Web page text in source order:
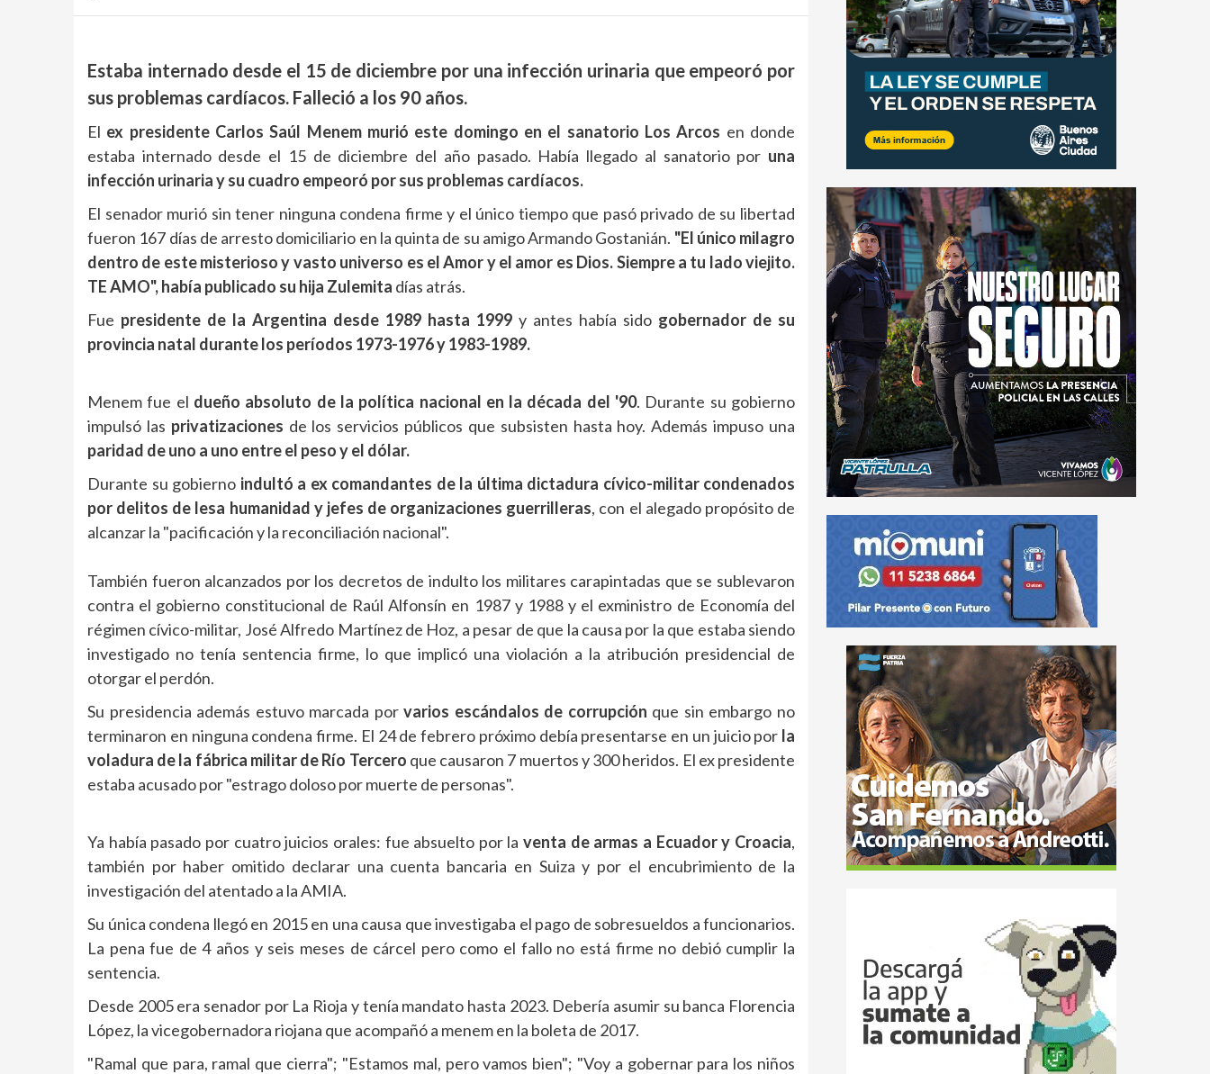
Estaba internado desde el 15 de diciembre por una infección urinaria que empeoró por
sus problemas cardíacos. Falleció a los 90 años.
El ex presidente Carlos Saúl Menem murió este domingo en el sanatorio Los Arcos en donde
estaba internado desde el 15 de diciembre del año pasado. Había llegado al sanatorio por una
infección urinaria y su cuadro empeoró por sus problemas cardíacos.
El senador murió sin tener ninguna condena firme y el único tiempo que pasó privado de su libertad
fueron 167 días de arresto domiciliario en la quinta de su amigo Armando Gostanián. "El único milagro
dentro de este misterioso y vasto universo es el Amor y el amor es Dios. Siempre a tu lado viejito.
TE AMO", había publicado su hija Zulemita días atrás.
Fue presidente de la Argentina desde 1989 hasta 1999 y antes había sido gobernador de su
provincia natal durante los períodos 1973-1976 y 1983-1989.
Menem fue el dueño absoluto de la política nacional en la década del '90. Durante su gobierno
impulsó las privatizaciones de los servicios públicos que subsisten hasta hoy. Además impuso una
paridad de uno a uno entre el peso y el dólar.
Durante su gobierno indultó a ex comandantes de la última dictadura cívico-militar condenados
por delitos de lesa humanidad y jefes de organizaciones guerrilleras, con el alegado propósito de
alcanzar la "pacificación y la reconciliación nacional".
También fueron alcanzados por los decretos de indulto los militares carapintadas que se sublevaron
contra el gobierno constitucional de Raúl Alfonsín en 1987 y 1988 y el exministro de Economía del
régimen cívico-militar, José Alfredo Martínez de Hoz, a pesar de que la causa por la que estaba siendo
investigado no tenía sentencia firme, lo que implicó una violación a la atribución presidencial de
otorgar el perdón.
Su presidencia además estuvo marcada porvarios escándalos de corrupción que sin embargo no
terminaron en ninguna condena firme. El 24 de febrero próximo debía presentarse en un juicio por la
voladura de la fábrica militar de Río Tercero que causaron 7 muertos y 300 heridos. El ex presidente
estaba acusado por "estrago doloso por muerte de personas".
Ya había pasado por cuatro juicios orales: fue absuelto por la venta de armas a Ecuador y Croacia,
también por haber omitido declarar una cuenta bancaria en Suiza y por el encubrimiento de la
investigación del atentado a la AMIA.
Su única condena llegó en 2015 en una causa que investigaba el pago de sobresueldos a funcionarios.
La pena fue de 4 años y seis meses de cárcel pero como el fallo no está firme no debió cumplir la
sentencia.
Desde 2005 era senador por La Rioja y tenía mandato hasta 2023. Debería asumir su banca Florencia
López, la vicegobernadora riojana que acompañó a menem en la boleta de 2017.
"Ramal que para, ramal que cierra"; "Estamos mal, pero vamos bien"; "Voy a gobernar para los niños